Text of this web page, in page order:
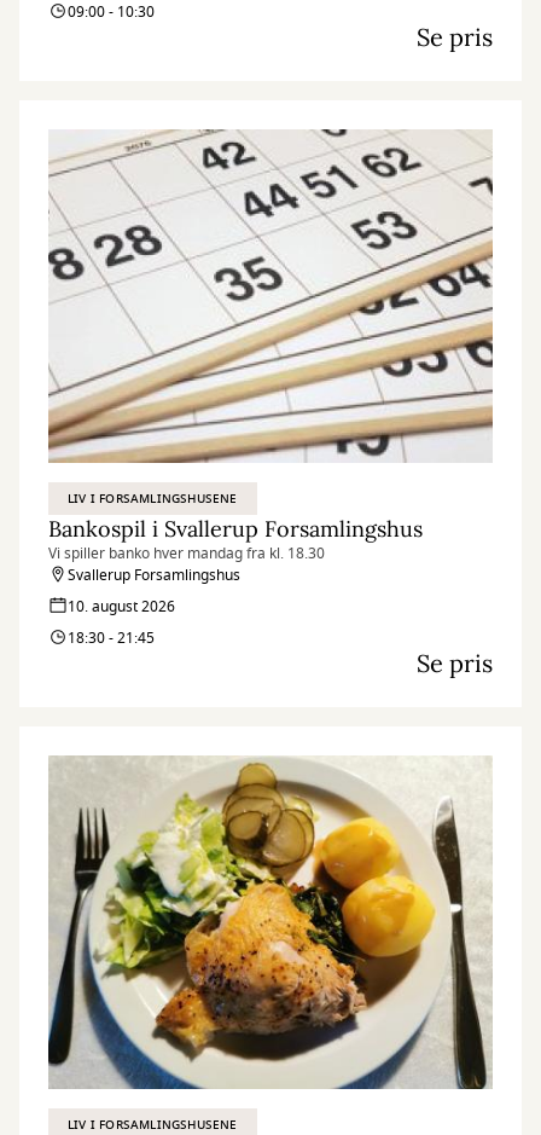
09:00 - 10:30
Se pris
LIV I FORSAMLINGSHUSENE
Bankospil i Svallerup Forsamlingshus
Vi spiller banko hver mandag fra kl. 18.30
Svallerup Forsamlingshus
10. august 2026
18:30 - 21:45
Se pris
LIV I FORSAMLINGSHUSENE